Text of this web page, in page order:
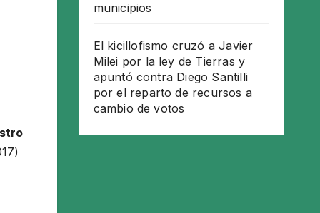
municipios
El kicillofismo cruzó a Javier
Milei por la ley de Tierras y
apuntó contra Diego Santilli
por el reparto de recursos a
cambio de votos